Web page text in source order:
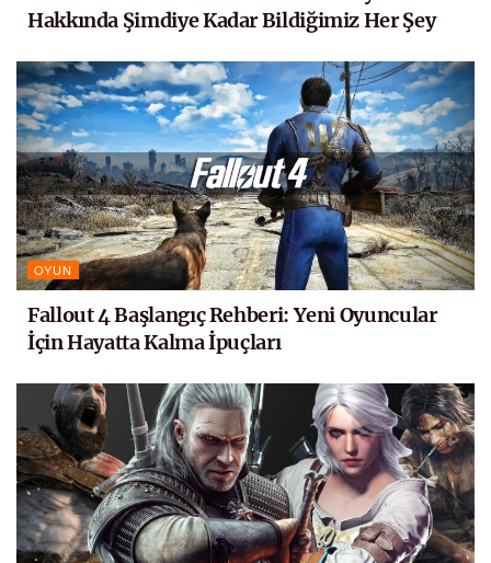
Hakkında Şimdiye Kadar Bildiğimiz Her Şey
OYUN
Fallout 4 Başlangıç Rehberi: Yeni Oyuncular
İçin Hayatta Kalma İpuçları